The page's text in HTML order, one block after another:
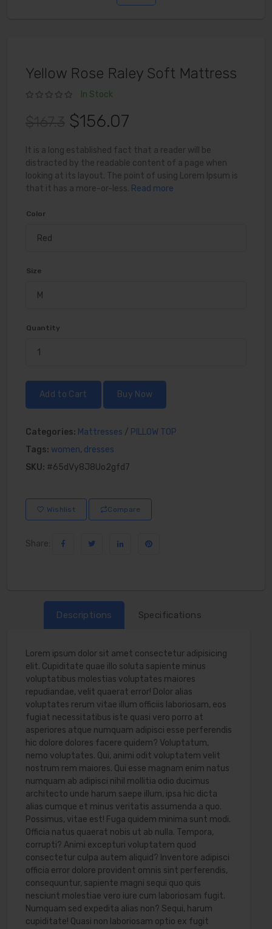
Yellow Rose Raley Soft Mattress
In Stock
$156.07
It is a long established fact that a reader will be
distracted by the readable content of a page when
looking at its layout. The point of using Lorem Ipsum is
that it has a more-or-less. Read more
Color
Size
Quantity
Add to Cart Buy Now
Categories: Mattresses / PILLOW TOP
Tags: women, dresses
SKU: #65dVy8J8Uo2gfd7
Wishlist Compare
Share:
Descriptions Specifications
Lorem ipsum dolor sit amet consectetur adipisicing
elit. Cupiditate quae illo soluta sapiente minus
voluptatibus molestias voluptates maiores
repudiandae, velit quaerat error! Dolor alias
voluptates rerum vitae illum officiis laboriosam, eos
fugiat necessitatibus iste quasi vero porro at
asperiores atque numquam adipisci esse perferendis
hic dolore dolores facere quidem? Voluptatum,
nemo voluptates. Qui, animi odit voluptatem velit
nostrum rem maiores. Qui esse magnam enim natus
numquam ab adipisci nihil mollitia odio ducimus
architecto unde harum saepe illum, ipsa hic dicta
alias cumque et minus veritatis assumenda a quo.
Possimus, vitae est! Fuga quidem minima sunt modi.
Officia natus quaerat nobis ut ab nulla. Tempora,
corrupti? Animi excepturi voluptatem quod
consectetur culpa autem aliquid? Inventore adipisci
officia error dolore provident omnis sint perferendis,
consequuntur, sapiente magni sequi quo quis
nesciunt molestiae vero iure cum laboriosam fugit.
Numquam sed expedita alias non? Sequi, harum
cupiditate! Quasi non laboriosam optio ex fugit